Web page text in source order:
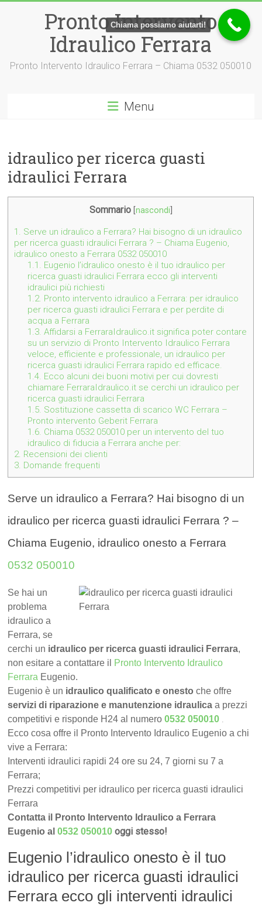
Pronto Intervento
Idraulico Ferrara
Pronto Intervento Idraulico Ferrara – Chiama 0532 050010
Menu
idraulico per ricerca guasti
idraulici Ferrara
Sommario nascondi
1. Serve un idraulico a Ferrara? Hai bisogno di un idraulico
per ricerca guasti idraulici Ferrara ? – Chiama Eugenio,
idraulico onesto a Ferrara 0532 050010
1.1. Eugenio l’idraulico onesto è il tuo idraulico per
ricerca guasti idraulici Ferrara ecco gli interventi
idraulici più richiesti
1.2. Pronto intervento idraulico a Ferrara: per idraulico
per ricerca guasti idraulici Ferrara e per perdite di
acqua a Ferrara
1.3. Affidarsi a FerraraIdraulico.it significa poter contare
su un servizio di Pronto Intervento Idraulico Ferrara
veloce, efficiente e professionale, un idraulico per
ricerca guasti idraulici Ferrara rapido ed efficace.
1.4. Ecco alcuni dei buoni motivi per cui dovresti
chiamare FerraraIdraulico.it se cerchi un idraulico per
ricerca guasti idraulici Ferrara
1.5. Sostituzione cassetta di scarico WC Ferrara –
Pronto intervento Geberit Ferrara
1.6. Chiama 0532 050010 per un intervento del tuo
idraulico di fiducia a Ferrara anche per:
2. Recensioni dei clienti
3. Domande frequenti
Serve un idraulico a Ferrara? Hai bisogno di un
idraulico per ricerca guasti idraulici Ferrara ? –
Chiama Eugenio, idraulico onesto a Ferrara
0532 050010
Se hai un
problema
idraulico a
Ferrara, se
cerchi un idraulico per ricerca guasti idraulici Ferrara,
non esitare a contattare il Pronto Intervento Idraulico
Ferrara Eugenio.
Eugenio è un idraulico qualificato e onesto che offre
servizi di riparazione e manutenzione idraulica a prezzi
competitivi e risponde H24 al numero0532 050010 .
Ecco cosa offre il Pronto Intervento Idraulico Eugenio a chi
vive a Ferrara:
Interventi idraulici rapidi 24 ore su 24, 7 giorni su 7 a
Ferrara;
Prezzi competitivi per idraulico per ricerca guasti idraulici
Ferrara
Contatta il Pronto Intervento Idraulico a Ferrara
Eugenio al0532 050010 oggi stesso!
Eugenio l’idraulico onesto è il tuo
idraulico per ricerca guasti idraulici
Ferrara ecco gli interventi idraulici
Chiama possiamo aiutarti!